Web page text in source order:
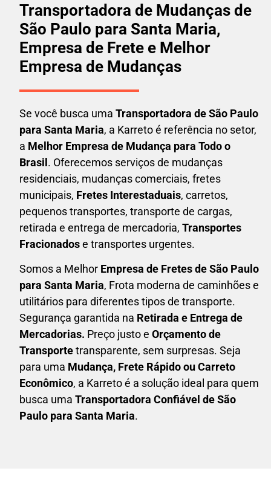
Transportadora de Mudanças de
São Paulo para Santa Maria,
Empresa de Frete e Melhor
Empresa de Mudanças
Se você busca uma Transportadora de São Paulo
para Santa Maria, a Karreto é referência no setor,
a Melhor Empresa de Mudança para Todo o
Brasil. Oferecemos serviços de mudanças
residenciais, mudanças comerciais, fretes
municipais, Fretes Interestaduais, carretos,
pequenos transportes, transporte de cargas,
retirada e entrega de mercadoria, Transportes
Fracionadose transportes urgentes.
Somos a Melhor Empresa de Fretesde São Paulo
para Santa Maria, Frota moderna de caminhões e
utilitários para diferentes tipos de transporte.
Segurança garantida na Retirada e Entrega de
Mercadorias. Preço justo e Orçamento de
Transportetransparente, sem surpresas. Seja
para uma Mudança, Frete Rápido ou Carreto
Econômico, a Karretoé a solução ideal para quem
busca uma Transportadora Confiável de São
Paulo para Santa Maria.